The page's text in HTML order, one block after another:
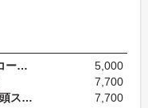
【新規限定】【フェイシャル】小顔コース 20分 通常…
5,000
7,700
目のコリ・目の疲れ&頭痛に◎目元&頭スッキリ…
7,700